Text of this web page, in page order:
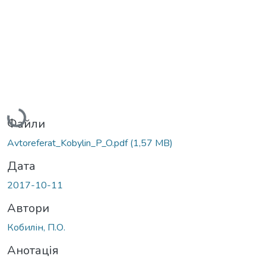
Вантажиться...
Файли
Avtoreferat_Kobylin_P_O.pdf(1,57 MB)
Дата
2017-10-11
Автори
Кобилін, П.О.
Анотація